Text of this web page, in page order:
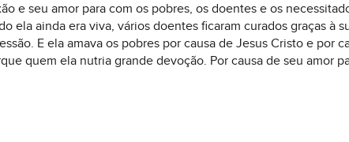
e seu amor para com os pobres, os doentes e os
ainda era viva, vários doentes ficaram curados graças à
E ela amava os pobres por causa de Jesus Cristo e por
quem ela nutria grande devoção. Por causa de seu amor